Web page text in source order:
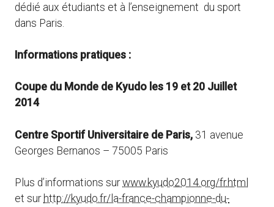
dédié aux étudiants et à l’enseignement du sport
dans Paris.
Informations pratiques :
Coupe du Monde de Kyudo les 19 et 20 Juillet
2014
Centre Sportif Universitaire de Paris, 31 avenue
Georges Bernanos – 75005 Paris
Plus d’informations surwww.kyudo2014.org/fr.html
et sur http://kyudo.fr/la-france-championne-du-